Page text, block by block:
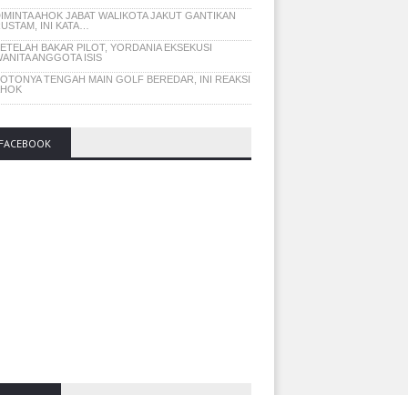
AHOK JABAT WALIKOTA JAKUT GANTIKAN
INI KATA…
BAKAR PILOT, YORDANIA EKSEKUSI
ANGGOTA ISIS
TENGAH MAIN GOLF BEREDAR, INI REAKSI
FACEBOOK